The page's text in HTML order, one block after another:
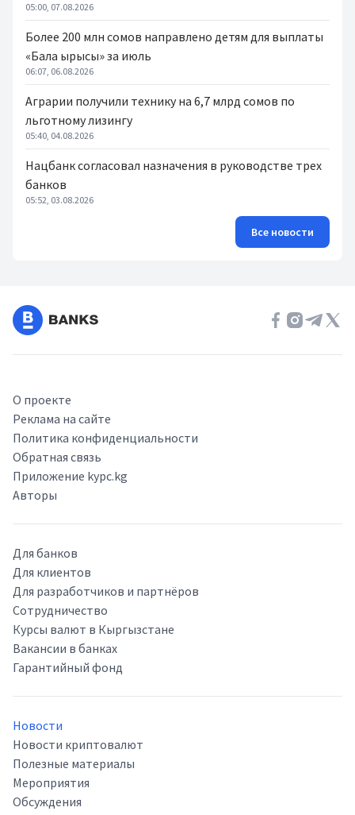
05:00, 07.08.2026
Более 200 млн сомов направлено детям для выплаты
«Бала ырысы» за июль
06:07, 06.08.2026
Аграрии получили технику на 6,7 млрд сомов по
льготному лизингу
05:40, 04.08.2026
Нацбанк согласовал назначения в руководстве трех
банков
05:52, 03.08.2026
Все новости
О проекте
Реклама на сайте
Политика конфиденциальности
Обратная связь
Приложение kypc.kg
Авторы
Для банков
Для клиентов
Для разработчиков и партнёров
Сотрудничество
Курсы валют в Кыргызстане
Вакансии в банках
Гарантийный фонд
Новости
Новости криптовалют
Полезные материалы
Мероприятия
Обсуждения